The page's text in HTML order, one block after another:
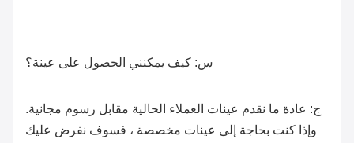
س: كيف يمكنني الحصول على عينة؟
ج: عادة ما نقدم عينات العملاء الحالية مقابل رسوم مجانية.
وإذا كنت بحاجة إلى عينات مخصصة ، فسوف نفرض عليك